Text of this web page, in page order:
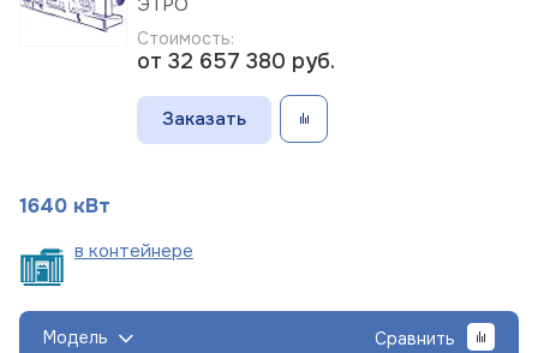
Стоимость:
от 32 657 380 руб.
Заказать
1640 кВт
в контейнере
Модель Сравнить